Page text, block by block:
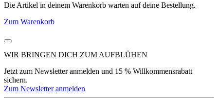
Die Artikel in deinem Warenkorb warten auf deine Bestellung.
Zum Warenkorb
WIR BRINGEN DICH ZUM AUFBLÜHEN
Jetzt zum Newsletter anmelden und 15 % Willkommensrabatt
sichern.
Zum Newsletter anmelden